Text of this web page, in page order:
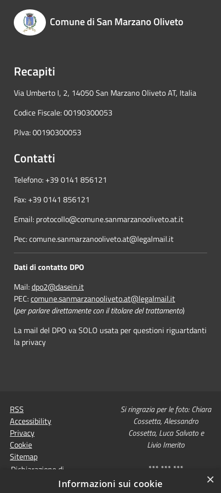
Comune di San Marzano Oliveto
Recapiti
Via Umberto I, 2, 14050 San Marzano Oliveto AT, Italia
Codice Fiscale: 00190300053
P.Iva: 00190300053
Contatti
Telefono: +39 0141 856121
Fax: +39 0141 856121
Email: protocollo@comune.sanmarzanooliveto.at.it
Pec: comune.sanmarzanooliveto.at@legalmail.it
Dati di contatto DPO
Mail:dpo2@dasein.it
PEC:comune.sanmarzanooliveto.at@legalmail.it
(per parlare direttamente con il titolare del trattamento)
La mail del DPO va SOLO usata per questioni riguartdanti
la privacy
RSS
Accessibility
Privacy
Cookie
Sitemap
Dichiarazione di
Si ringrazia per le foto: Chiara
Cossetta, Alessandro
Cossetta, Luca Salvato e
Livio Imerito
*** *** ***
Comune convenzionato
×
Informazioni sui cookie